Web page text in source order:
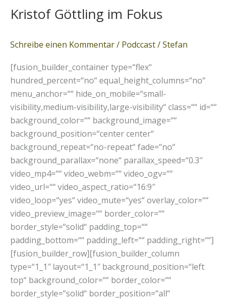
Kristof Göttling im Fokus
Schreibe einen Kommentar/ Podccast/Stefan
[fusion_builder_container type=“flex“
hundred_percent=“no“ equal_height_columns=“no“
menu_anchor=““ hide_on_mobile=“small-
visibility,medium-visibility,large-visibility“ class=““ id=““
background_color=““ background_image=““
background_position=“center center“
background_repeat=“no-repeat“ fade=“no“
background_parallax=“none“ parallax_speed=“0.3″
video_mp4=““ video_webm=““ video_ogv=““
video_url=““ video_aspect_ratio=“16:9″
video_loop=“yes“ video_mute=“yes“ overlay_color=““
video_preview_image=““ border_color=““
border_style=“solid“ padding_top=““
padding_bottom=““ padding_left=““ padding_right=““]
[fusion_builder_row][fusion_builder_column
type=“1_1″ layout=“1_1″ background_position=“left
top“ background_color=““ border_color=““
border_style=“solid“ border_position=“all“
im